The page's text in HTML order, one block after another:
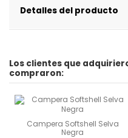
Detalles del producto
Los clientes que
compraron:
Campera Softshell Selva
Negra